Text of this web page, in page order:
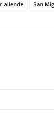
allende San